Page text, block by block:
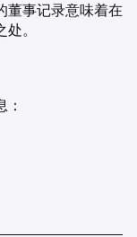
董事记录意味着在
。